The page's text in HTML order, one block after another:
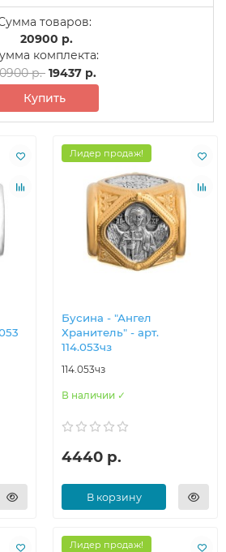
товаров:
20900 р.
комплекта:
р. 19437 р.
Купить
Лидер продаж!
Бусина - "Ангел
Хранитель" - арт.
114.053чз
114.053чз
В наличии ✓
4440 р.
В корзину
Лидер продаж!